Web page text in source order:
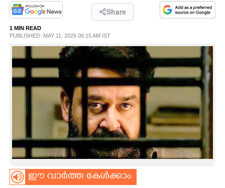
ART
ASTRO
Share
1 MIN READ
PUBLISHED: MAY 11, 2026 06:15 AM IST
ഈ വാർത്ത കേൾക്കാം